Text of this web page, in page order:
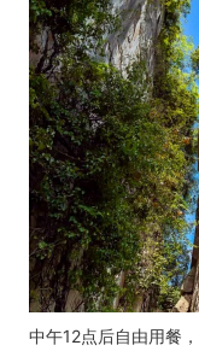
中午12点后自由用餐